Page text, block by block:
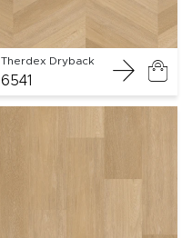
Therdex Dryback
6541